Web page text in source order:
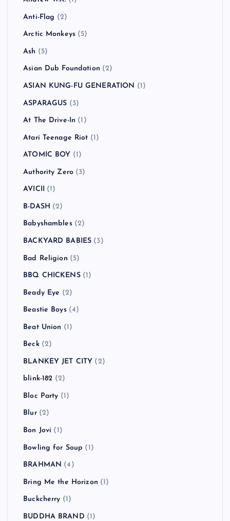
Anti-Flag (2)
Arctic Monkeys (5)
Ash (5)
Asian Dub Foundation (2)
ASIAN KUNG-FU GENERATION (1)
ASPARAGUS (3)
At The Drive-In (1)
Atari Teenage Riot (1)
ATOMIC BOY (1)
Authority Zero (3)
AVICII (1)
B-DASH (2)
Babyshambles(2)
BACKYARD BABIES (3)
Bad Religion (5)
BBQ CHICKENS(1)
Beady Eye (2)
Beastie Boys(4)
Beat Union (1)
Beck(2)
BLANKEY JET CITY (2)
blink-182 (2)
Bloc Party (1)
Blur(2)
Bon Jovi (1)
Bowling for Soup (1)
BRAHMAN (4)
Bring Me the Horizon (1)
Buckcherry (1)
BUDDHA BRAND (1)